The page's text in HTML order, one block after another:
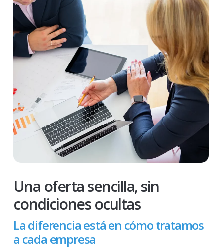
Una oferta sencilla, sin
condiciones ocultas
La diferencia está en cómo tratamos
a cada empresa